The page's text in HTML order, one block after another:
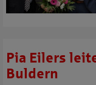
Pia Eilers
Buldern